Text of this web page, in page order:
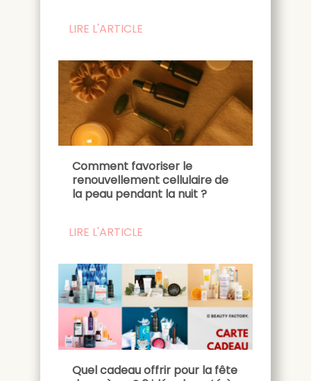
LIRE L'ARTICLE
Comment favoriser le
renouvellement cellulaire de
la peau pendant la nuit ?
LIRE L'ARTICLE
Quel cadeau offrir pour la fête